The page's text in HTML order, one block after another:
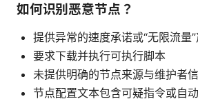
如何识别恶意节点？
提供异常的速度承诺或“无限流量
要求下载并执行可执行脚本
未提供明确的节点来源与维护者
节点配置文本包含可疑指令或自